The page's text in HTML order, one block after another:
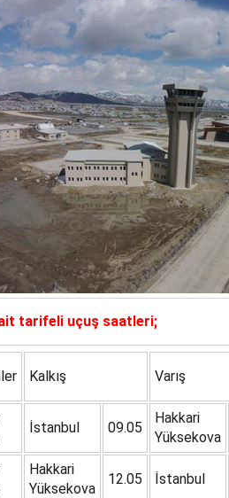
tarifeli uçuş saatleri;
Kalkış Varış
İstanbul 09.05
Hakkari
Yüksekova
Hakkari
Yüksekova
12.05 İstanbul